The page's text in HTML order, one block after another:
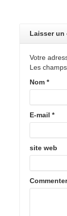
Laisser un
Votre
Les
Nom *
E-mail *
site web
Commenter